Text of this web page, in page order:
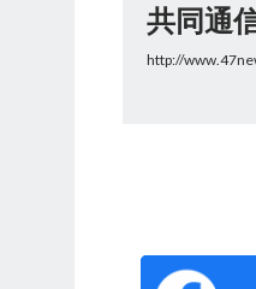
共同通
http://